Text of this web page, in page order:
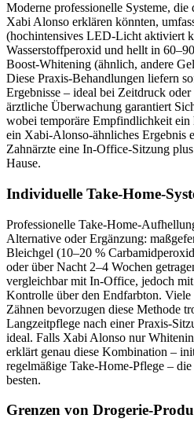
Moderne professionelle Systeme,
Xabi Alonso erklären könnten,
(hochintensives LED-Licht aktiviert
Wasserstoffperoxid und hellt in
Boost-Whitening (ähnlich, andere
Diese Praxis-Behandlungen liefern
Ergebnisse – ideal bei Zeitdruck
ärztliche Überwachung garantiert
wobei temporäre Empfindlichkeit
ein Xabi-Alonso-ähnliches Ergebnis
Zahnärzte eine In-Office-Sitzung
Hause.
Individuelle Take-Home-
Professionelle Take-Home-
Alternative oder Ergänzung:
Bleichgel (10–20 %
oder über Nacht 2–4 Wochen
vergleichbar mit In-Office, jedoch
Kontrolle über den Endfarbton.
Zähnen bevorzugen diese Methode
Langzeitpflege nach einer Praxis-
ideal. Falls Xabi Alonso nur
erklärt genau diese Kombination –
regelmäßige Take-Home-Pflege –
besten.
Grenzen von Drogerie-